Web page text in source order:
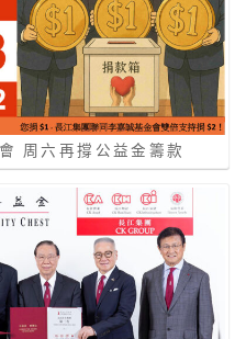
周六再撐公益金籌款